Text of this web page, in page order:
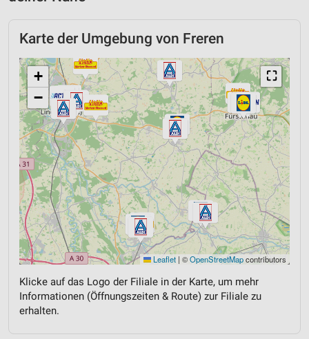
Karte der Umgebung von Freren
⛶
+
−
Leaflet | ©OpenStreetMapcontributors
Klicke auf das Logo der Filiale in der Karte, um mehr
Informationen (Öffnungszeiten & Route) zur Filiale zu
erhalten.